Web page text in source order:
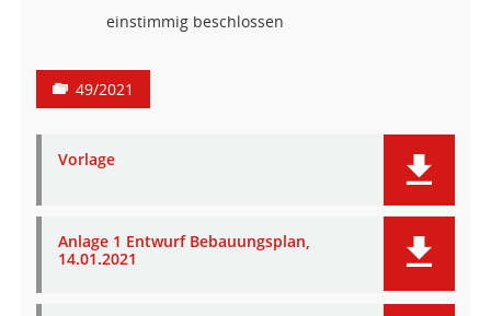
einstimmig beschlossen
49/2021
Vorlage
Anlage 1 Entwurf Bebauungsplan,
14.01.2021